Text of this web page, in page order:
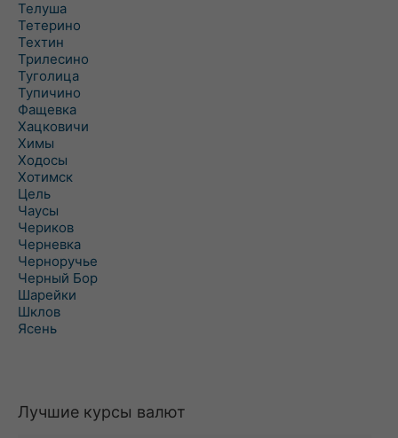
Телуша
Тетерино
Техтин
Трилесино
Туголица
Тупичино
Фащевка
Хацковичи
Химы
Ходосы
Хотимск
Цель
Чаусы
Чериков
Черневка
Черноручье
Черный Бор
Шарейки
Шклов
Ясень
Лучшие курсы валют